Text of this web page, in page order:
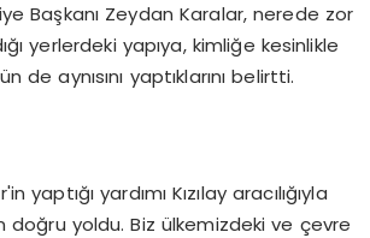
Başkanı Zeydan Karalar, nerede zor
yerlerdeki yapıya, kimliğe kesinlikle
de aynısını yaptıklarını belirtti.
yardımı Kızılay aracılığıyla
doğru yoldu. Biz ülkemizdeki ve çevre